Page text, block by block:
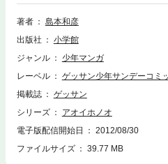
悶する熱血芸大生の七転八倒青春エレ
著者
島本和彦
出版社
小学館
ジャンル
少年マンガ
レーベル
ゲッサン少年サンデーコミ
掲載誌
ゲッサン
シリーズ
アオイホノオ
電子版配信開始日
2012/08/30
ファイルサイズ
39.77 MB